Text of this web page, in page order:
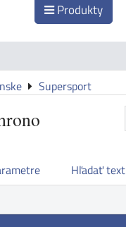
Produkty
Supersport
Hľadať text